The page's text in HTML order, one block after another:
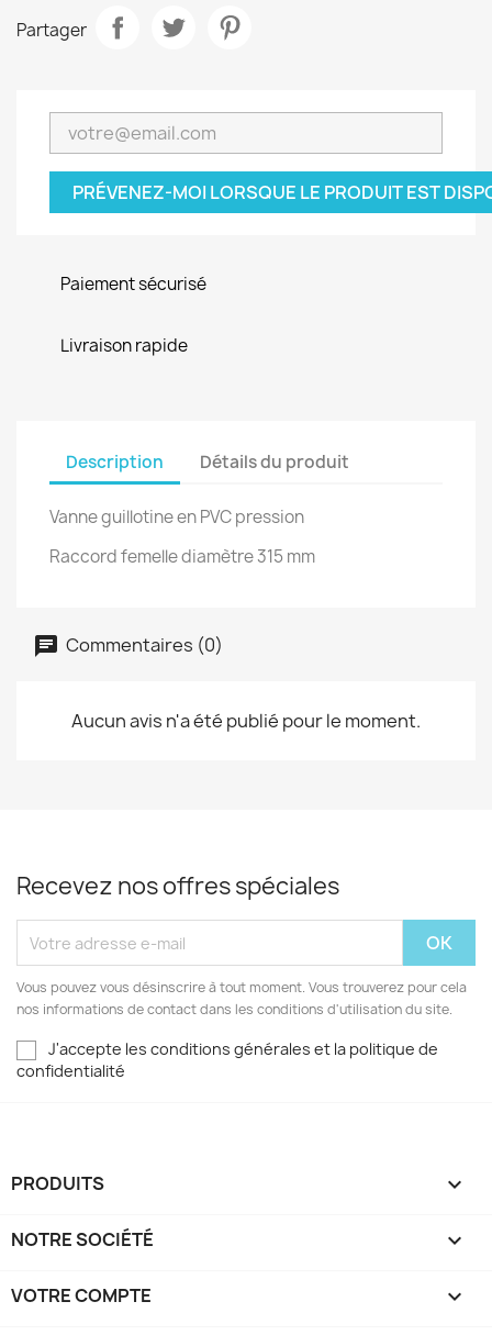
Partager
PRÉVENEZ-MOI LORSQUE LE PRODUIT EST
Paiement sécurisé
Livraison rapide
Description Détails du produit
Vanne guillotine en PVC pression
Raccord femelle diamètre 315 mm
Commentaires (0)
Aucun avis n'a été publié pour le moment.
Recevez nos offres spéciales
Vous pouvez vous désinscrire à tout moment. Vous trouverez pour cela
nos informations de contact dans les conditions d'utilisation du site.
J'accepte les conditions générales et la politique de
confidentialité
PRODUITS 
NOTRE SOCIÉTÉ 
VOTRE COMPTE 